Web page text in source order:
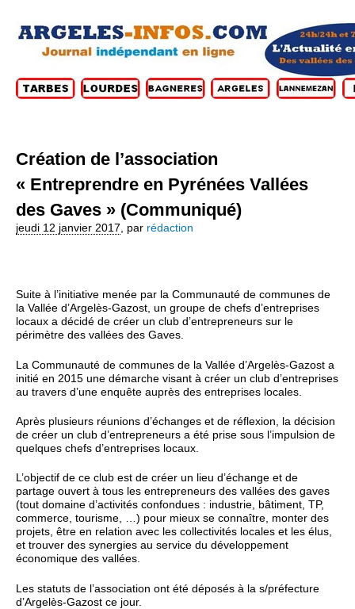
Création de l’association
« Entreprendre en Pyrénées Vallées
des Gaves » (Communiqué)
jeudi 12 janvier 2017 par rédaction
Suite à l’initiative menée par la Communauté de communes de
la Vallée d’Argelès-Gazost, un groupe de chefs d’entreprises
locaux a décidé de créer un club d’entrepreneurs sur le
périmètre des vallées des Gaves.
La Communauté de communes de la Vallée d’Argelès-Gazost a
initié en 2015 une démarche visant à créer un club d’entreprises
au travers d’une enquête auprès des entreprises locales.
Après plusieurs réunions d’échanges et de réflexion, la décision
de créer un club d’entrepreneurs a été prise sous l’impulsion de
quelques chefs d’entreprises locaux.
L’objectif de ce club est de créer un lieu d’échange et de
partage ouvert à tous les entrepreneurs des vallées des gaves
(tout domaine d’activités confondues : industrie, bâtiment, TP,
commerce, tourisme, …) pour mieux se connaître, monter des
projets, être en relation avec les collectivités locales et les élus,
et trouver des synergies au service du développement
économique des vallées.
Les statuts de l’association ont été déposés à la s/préfecture
d’Argelès-Gazost ce jour.